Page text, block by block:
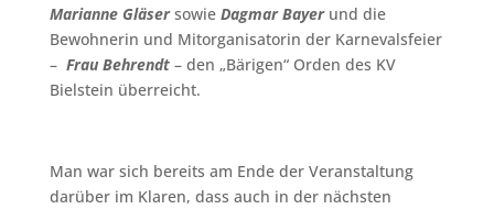
Marianne GläsersowieDagmar Bayerund die
Bewohnerin und Mitorganisatorin der Karnevalsfeier
– Frau Behrendt– den „Bärigen“ Orden des KV
Bielstein überreicht.
Man war sich bereits am Ende der Veranstaltung
darüber im Klaren, dass auch in der nächsten